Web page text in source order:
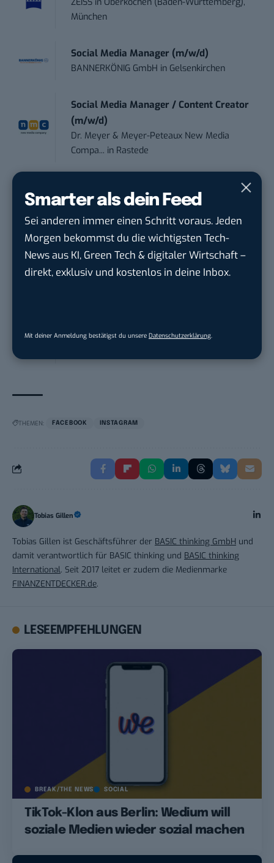
Smarter als dein Feed
Sei anderen immer einen Schritt voraus. Jeden
Morgen bekommst du die wichtigsten Tech-
News aus KI, Green Tech & digitaler Wirtschaft –
direkt, exklusiv und kostenlos in deine Inbox.
Mit deiner Anmeldung bestätigst du unsere Datenschutzerklärung.
München
Social Media Manager (m/w/d)
BANNERKÖNIG GmbH in Gelsenkirchen
Social Media Manager / Content Creator
(m/w/d)
Dr. Meyer & Meyer-Peteaux New Media
Compa... in Rastede
Webkommunikation...
Open Experience GmbHin Karlsruhe
Content Manager (m/w/g) mit
Schwerpunkt Socia...
Tropical Island Holding GmbHinKrausnick-
THEMEN: FACEBOOK INSTAGRAM
Tobias Gillen
Tobias Gillen ist Geschäftsführer der BASIC thinking GmbH und
damit verantwortlich für BASIC thinking und BASIC thinking
International. Seit 2017 leitet er zudem die Medienmarke
FINANZENTDECKER.de.
LESEEMPFEHLUNGEN
BREAK/THE NEWS SOCIAL
TikTok-Klon aus Berlin: Wedium will
soziale Medien wieder sozial machen